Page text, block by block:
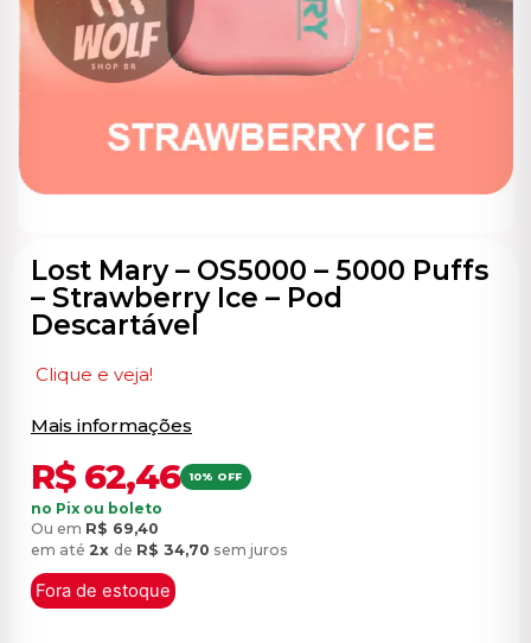
Lost Mary – OS5000 – 5000 Puffs
– Strawberry Ice – Pod
Descartável
Clique e veja!
Mais informações
R$62,46 10% OFF
no Pix ou boleto
Ou em R$ 69,40
em até 2x de R$ 34,70 sem juros
Fora de estoque